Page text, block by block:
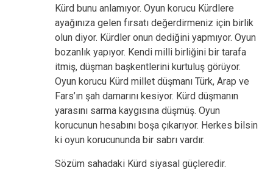
Kürd bunu anlamıyor. Oyun korucu Kürdlere
ayağınıza gelen fırsatı değerdirmeniz için birlik
olun diyor. Kürdler onun dediğini yapmıyor. Oyun
bozanlık yapıyor. Kendi milli birliğini bir tarafa
itmiş, düşman başkentlerini kurtuluş görüyor.
Oyun korucu Kürd millet düşmanı Türk, Arap ve
Fars’ın şah damarını kesiyor. Kürd düşmanın
yarasını sarma kaygısına düşmüş. Oyun
korucunun hesabını boşa çıkarıyor. Herkes bilsin
ki oyun korucununda bir sabrı vardır.
Sözüm sahadaki Kürd siyasal güçleredir.